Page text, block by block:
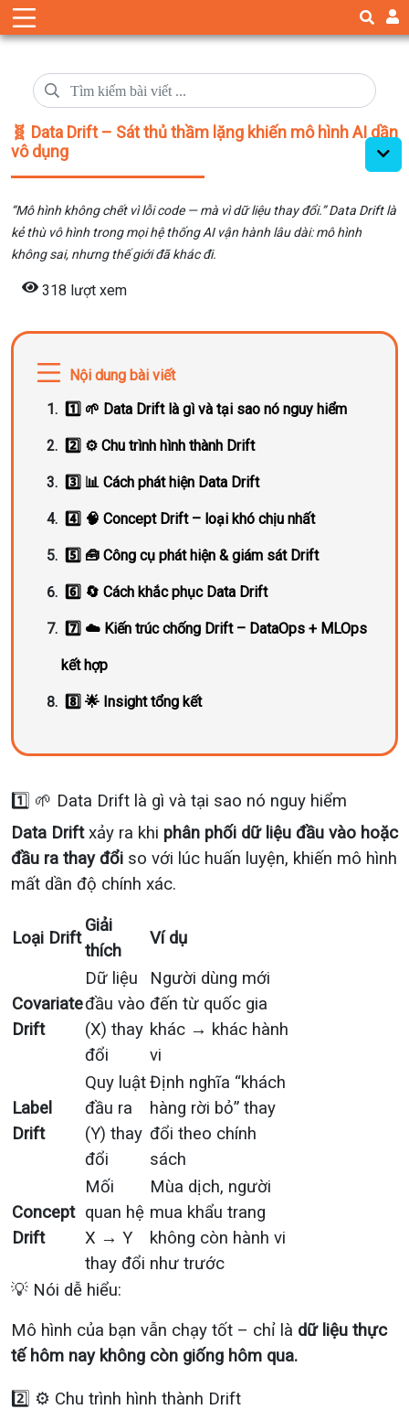
🧬 Data Drift – Sát thủ thầm lặng khiến mô hình AI dần
vô dụng
“Mô hình không chết vì lỗi code — mà vì dữ liệu thay đổi.” Data Drift là
kẻ thù vô hình trong mọi hệ thống AI vận hành lâu dài: mô hình
không sai, nhưng thế giới đã khác đi.
318 lượt xem
Nội dung bài viết
1️⃣ 🌱 Data Drift là gì và tại sao nó nguy hiểm
2️⃣ ⚙️ Chu trình hình thành Drift
3️⃣ 📊 Cách phát hiện Data Drift
4️⃣ 🧠 Concept Drift – loại khó chịu nhất
5️⃣ 🧰 Công cụ phát hiện & giám sát Drift
6️⃣ 🔄 Cách khắc phục Data Drift
7️⃣ ☁️ Kiến trúc chống Drift – DataOps + MLOps
kết hợp
8️⃣ 🌟 Insight tổng kết
1️⃣ 🌱 Data Drift là gì và tại sao nó nguy hiểm
Data Driftxảy ra khi phân phối dữ liệu đầu vào hoặc
đầu ra thay đổi so với lúc huấn luyện, khiến mô hình
mất dần độ chính xác.
Loại Drift
Giải
thích
Ví dụ
Covariate
Drift
Dữ liệu
đầu vào
(X) thay
đổi
Người dùng mới
đến từ quốc gia
khác → khác hành
vi
Label
Drift
Quy luật
đầu ra
(Y) thay
đổi
Định nghĩa “khách
hàng rời bỏ” thay
đổi theo chính
sách
Concept
Drift
Mối
quan hệ
X → Y
thay đổi
Mùa dịch, người
mua khẩu trang
không còn hành vi
như trước
💡 Nói dễ hiểu:
Mô hình của bạn vẫn chạy tốt – chỉ là dữ liệu thực
tế hôm nay không còn giống hôm qua.
2️⃣ ⚙️ Chu trình hình thành Drift